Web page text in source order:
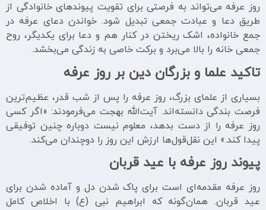
روز عرفه می‌تواند به فرصتی برای تقویت پیوندهای خانوادگی از
طریق دعا و عبادت جمعی تبدیل شود. خواندن دعای عرفه در
جمع خانواده، اشک ریختن در کنار هم و دعا برای یکدیگر، روح
جمعی خانه را بالا می‌برد و برکت خاصی به زندگی می‌بخشد.
تاکید علما و بزرگان دین بر روز عرفه
بسیاری از علمای بزرگ، روز عرفه را پس از شب قدر، عظیم‌ترین
فرصت بندگی دانسته‌اند. آیت‌الله بهجت می‌فرمودند: «اگر کسی
روز عرفه را از دست بدهد، معلوم نیست دوباره چنین توفیقی
پیدا کند.» این نقل‌قول‌ها ارزش این روز را دوچندان می‌کند.
پیوند روز عرفه با عید قربان
روز عرفه مقدمه‌ای است برای پاک شدن دل و آماده شدن برای
عید قربان. همان‌گونه که ابراهیم نبی (ع) با اخلاص کامل